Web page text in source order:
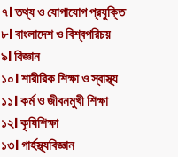
৭। তথ্য ও যোগাযোগ প্রযুক্তি
৮। বাংলাদেশ ও বিশ্বপরিচয়
৯। বিজ্ঞান
১০। শারীরিক শিক্ষা ও স্বাস্থ্য
১১। কর্ম ও জীবনমুখী শিক্ষা
১২। কৃষিশিক্ষা
১৩। গার্হস্থ্যবিজ্ঞান